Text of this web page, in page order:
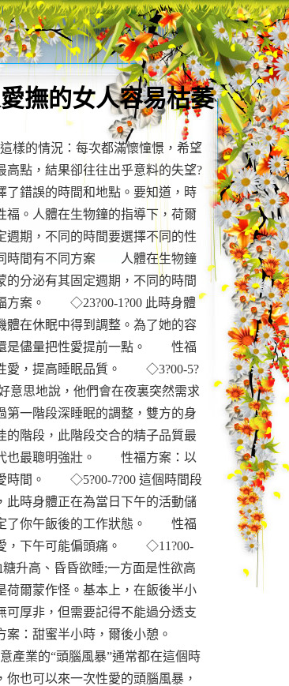
撫的女人容易枯萎
樣的情況：每次都滿懷憧憬，希望
高點，結果卻往往出乎意料的失望?
了錯誤的時間和地點。要知道，時
福。人體在生物鐘的指導下，荷爾
週期，不同的時間要選擇不同的性
間有不同方案 人體在生物鐘
的分泌有其固定週期，不同的時間
方案。 ◇23?00-1?00 此時身體
體在休眠中得到調整。為了她的容
是儘量把性愛提前一點。 性福
愛，提高睡眠品質。 ◇3?00-5?
意思地說，他們會在夜裏突然需求
第一階段深睡眠的調整，雙方的身
的階段，此階段交合的精子品質最
也最聰明強壯。 性福方案：以
時間。 ◇5?00-7?00 這個時間段
此時身體正在為當日下午的活動儲
了你午飯後的工作狀態。 性福
，下午可能偏頭痛。 ◇11?00-
糖升高、昏昏欲睡;一方面是性欲高
荷爾蒙作怪。基本上，在飯後半小
可厚非，但需要記得不能過分透支
：甜蜜半小時，爾後小憩。
產業的“頭腦風暴”通常都在這個時
你也可以來一次性愛的頭腦風暴，